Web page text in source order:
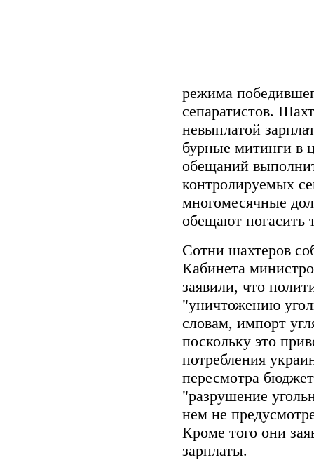
режима
сепаратистов.
невыплатой
бурные митинги в
обещаний
контролируемых
многомесячные
обещают погасить
Сотни шахтеров
Кабинета
заявили, что
"уничтожению
словам, импорт
поскольку это
потребления
пересмотра
"разрушение
нем не
Кроме того они
зарплаты.